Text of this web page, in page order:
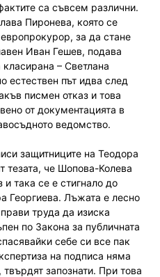
са съвсем различни.
Пиронева, която се
за да стане
Иван Гешев, подава
класирана – Светлана
естествен път идва след
писмен отказ и това
от документацията в
ведомство.
защитниците на Теодора
тезата, че Шопова-Колева
така се е стигнало до
Георгиева. Лъжата е лесно
труда да изиска
по Закона за публичната
себе си все пак
на подписа няма
запознати. При това